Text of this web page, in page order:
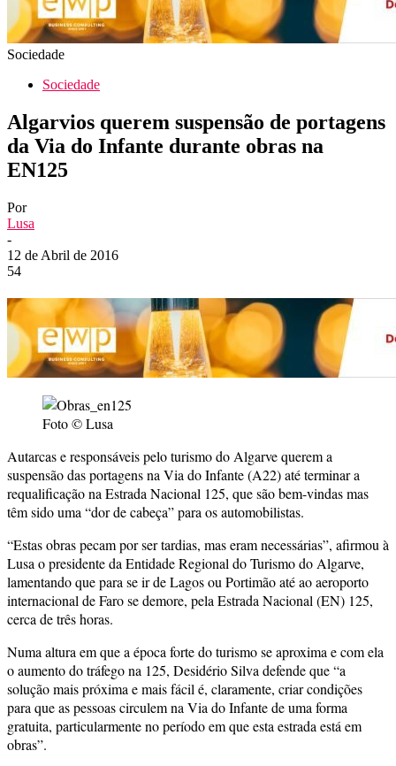
Sociedade
Sociedade
Algarvios querem suspensão de portagens
da Via do Infante durante obras na
EN125
Por
Lusa
-
12 de Abril de 2016
54
Foto © Lusa
Autarcas e responsáveis pelo turismo do Algarve querem a
suspensão das portagens na Via do Infante (A22) até terminar a
requalificação na Estrada Nacional 125, que são bem-vindas mas
têm sido uma “dor de cabeça” para os automobilistas.
“Estas obras pecam por ser tardias, mas eram necessárias”, afirmou à
Lusa o presidente da Entidade Regional do Turismo do Algarve,
lamentando que para se ir de Lagos ou Portimão até ao aeroporto
internacional de Faro se demore, pela Estrada Nacional (EN) 125,
cerca de três horas.
Numa altura em que a época forte do turismo se aproxima e com ela
o aumento do tráfego na 125, Desidério Silva defende que “a
solução mais próxima e mais fácil é, claramente, criar condições
para que as pessoas circulem na Via do Infante de uma forma
gratuita, particularmente no período em que esta estrada está em
obras”.